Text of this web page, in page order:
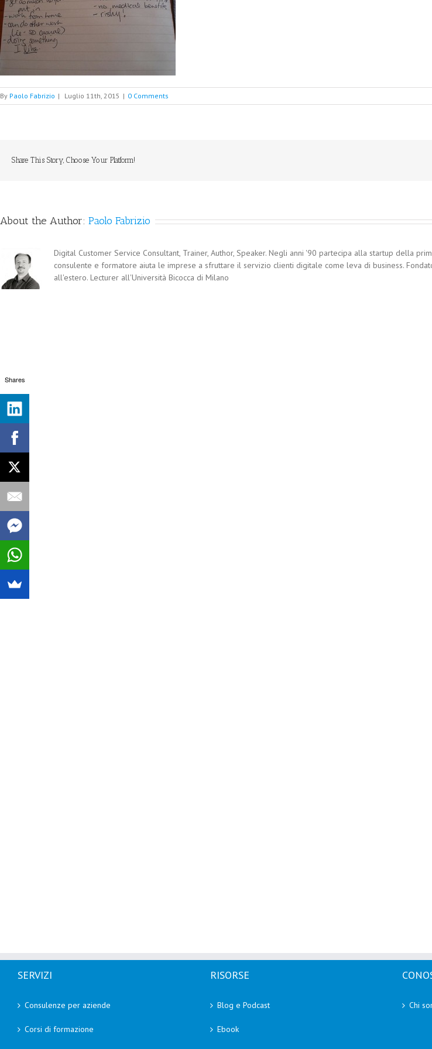
By Paolo Fabrizio | Luglio 11th, 2015 | 0 Comments
Share This Story, Choose Your Platform!
About the Author: Paolo Fabrizio
Digital Customer Service Consultant, Trainer, Author, Speaker. Negli anni '90 partecipa alla startup della
consulente e formatore aiuta le imprese a sfruttare il servizio clienti digitale come leva di business.
all'estero. Lecturer all'Università Bicocca di Milano
SERVIZI
Consulenze per aziende
Corsi di formazione
RISORSE
Blog e Podcast
Ebook
Chi
Shares